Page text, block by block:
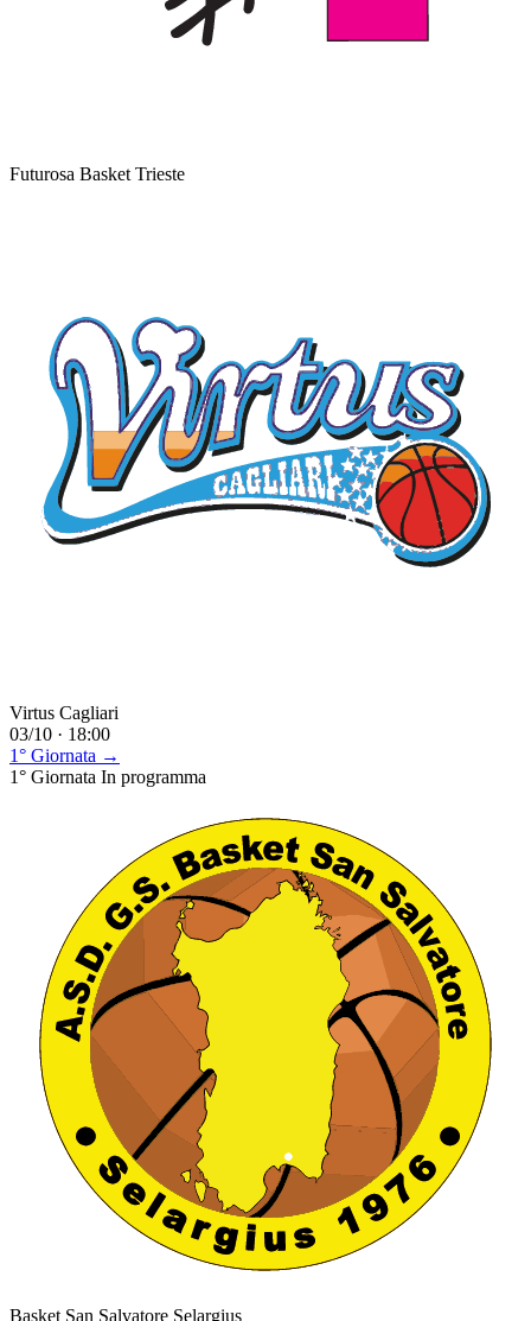
Futurosa Basket Trieste
Virtus Cagliari
03/10 · 18:00
1° Giornata →
1° Giornata In programma
Basket San Salvatore Selargius